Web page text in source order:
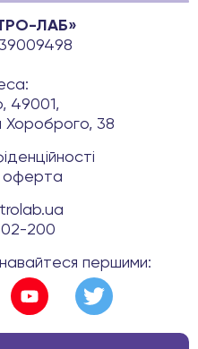
ЛАБ»
49001,
Хороброго, 38
оферта
200
першими: